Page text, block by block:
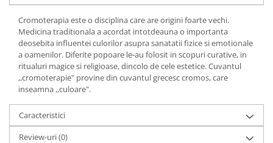
Supă de pui pentru suflet
Yoga
Oracol
Spiritualitate şi ştiinţă
Fără categorie
Cunoaștere
Cromoterapia este o disciplina care are origini foarte vechi.
Medicina traditionala a acordat intotdeauna o importanta
deosebita influentei culorilor asupra sanatatii fizice si emotionale
a oamenilor. Diferite popoare le-au folosit in scopuri curative, in
ritualuri magice si religioase, dincolo de cele estetice. Cuvantul
,,cromoterapie" provine din cuvantul grecesc cromos, care
inseamna ,,culoare".
Caracteristici
Review-uri(0)